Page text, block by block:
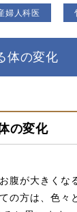
婦人科医
体の変化
の変化
腹が大きくな
の方は、色々